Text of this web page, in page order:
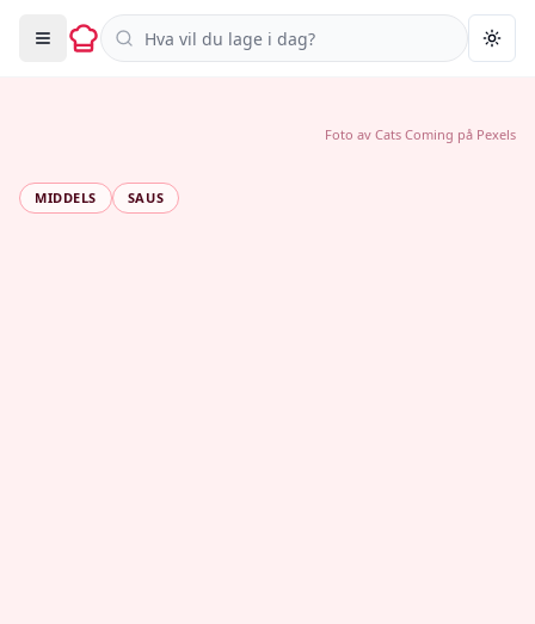
Søk i oppskrifter
MIDDELS SAUS
Foto av Cats Coming på Pexels